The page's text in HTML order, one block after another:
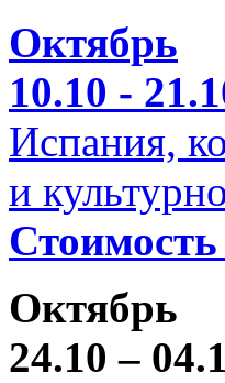
Октябрь
10.10 -
Испания,
и
Октябрь
24.10 –